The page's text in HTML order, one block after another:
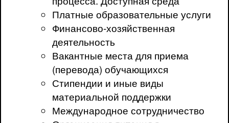
Платные образовательные услуги
Финансово-хозяйственная
деятельность
Вакантные места для приема
(перевода) обучающихся
Стипендии и иные виды
материальной поддержки
Международное сотрудничество